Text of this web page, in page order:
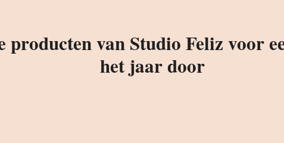
van Studio Feliz voor
het jaar door